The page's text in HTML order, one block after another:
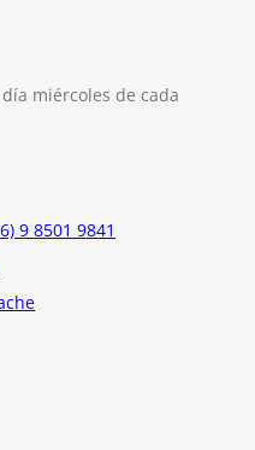
miércoles de cada
9 8501 9841